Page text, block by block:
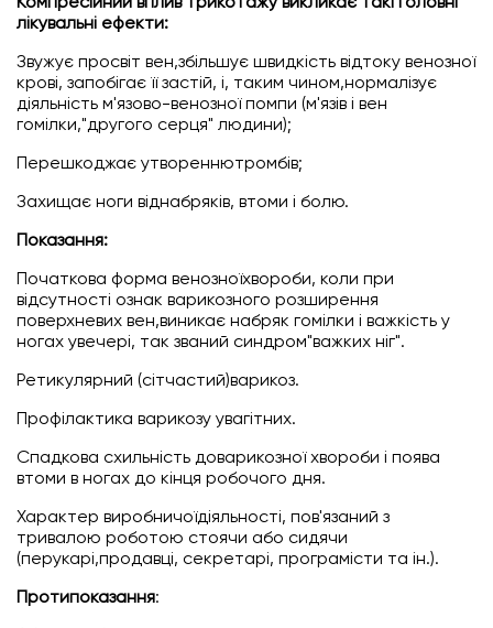
лікувальні ефекти:
Звужує просвіт вен,збільшує швидкість відтоку венозної
крові, запобігає її застій, і, таким чином,нормалізує
діяльність м'язово-венозної помпи (м'язів і вен
гомілки,"другого серця" людини);
Перешкоджає утвореннютромбів;
Захищає ноги віднабряків, втоми і болю.
Показання:
Початкова форма венозноїхвороби, коли при
відсутності ознак варикозного розширення
поверхневих вен,виникає набряк гомілки і важкість у
ногах увечері, так званий синдром"важких ніг".
Ретикулярний (сітчастий)варикоз.
Профілактика варикозу увагітних.
Спадкова схильність доварикозної хвороби і поява
втоми в ногах до кінця робочого дня.
Характер виробничоїдіяльності, пов'язаний з
тривалою роботою стоячи або сидячи
(перукарі,продавці, секретарі, програмісти та ін.).
Протипоказання: